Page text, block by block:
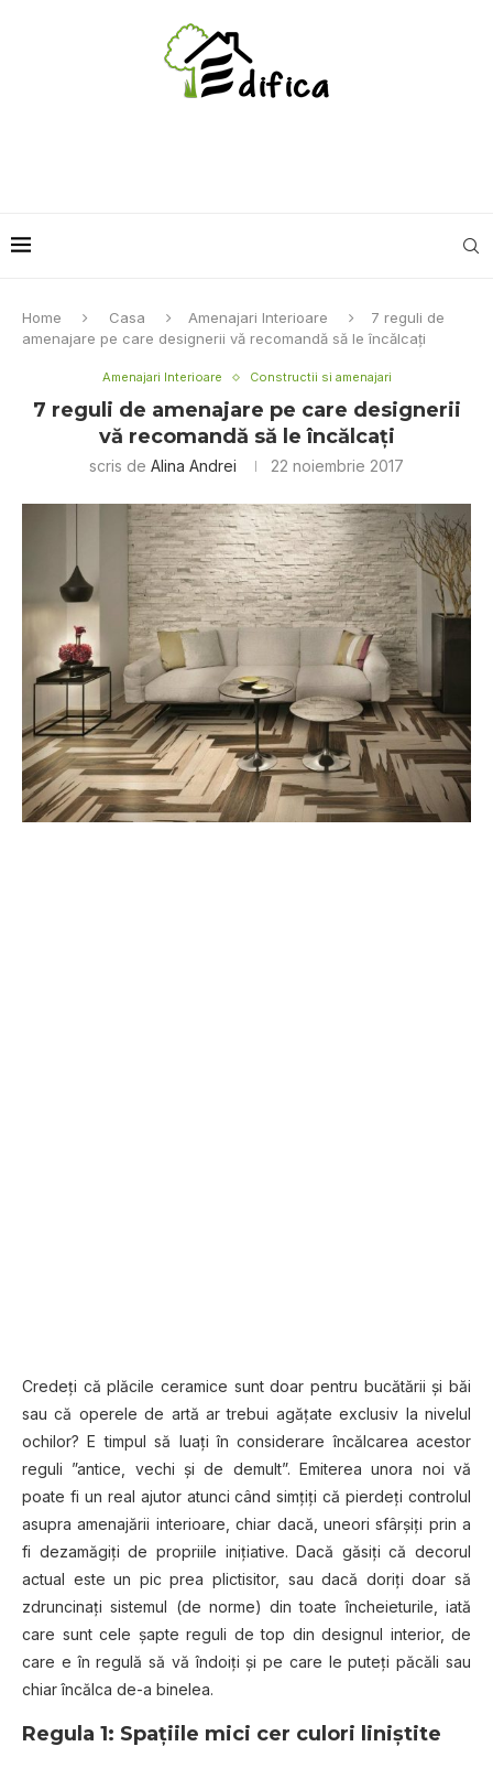
Home Casa Amenajari Interioare
7 reguli de
amenajare pe care designerii vă recomandă să le încălcați
Amenajari Interioare Constructii si amenajari
7 reguli de amenajare pe care designerii
vă recomandă să le încălcați
scris de Alina Andrei 22 noiembrie 2017
Credeți că plăcile ceramice sunt doar pentru bucătării și băi
sau că operele de artă ar trebui agățate exclusiv la nivelul
ochilor? E timpul să luați în considerare încălcarea acestor
reguli ”antice, vechi și de demult”. Emiterea unora noi vă
poate fi un real ajutor atunci când simțiți că pierdeți controlul
asupra amenajării interioare, chiar dacă, uneori sfârșiți prin a
fi dezamăgiți de propriile inițiative. Dacă găsiți că decorul
actual este un pic prea plictisitor, sau dacă doriți doar să
zdruncinați sistemul (de norme) din toate încheieturile, iată
care sunt cele șapte reguli de top din designul interior, de
care e în regulă să vă îndoiți și pe care le puteți păcăli sau
chiar încălca de-a binelea.
Regula 1: Spațiile mici cer culori liniștite